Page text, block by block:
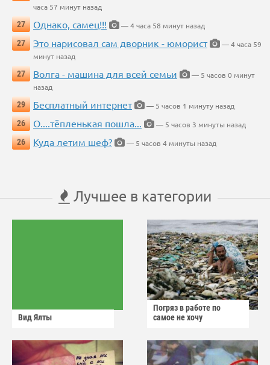
часа 57 минут назад
27
Однако, самец!!!
— 4 часа 58 минут назад
27
Это нарисовал сам дворник - юморист
— 4 часа 59
минут назад
27
Волга - машина для всей семьи
— 5 часов 0 минут
назад
29
Бесплатный интернет
— 5 часов 1 минуту назад
26
О....тёпленькая пошла...
— 5 часов 3 минуты назад
26
Куда летим шеф? — 5 часов 4 минуты назад
Лучшее в категории
Вид Ялты
Погряз в работе по
самое не хочу